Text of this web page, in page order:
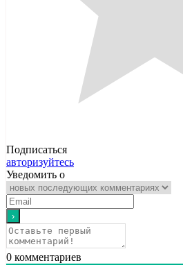
Подписаться
авторизуйтесь
Уведомить о
0 комментариев